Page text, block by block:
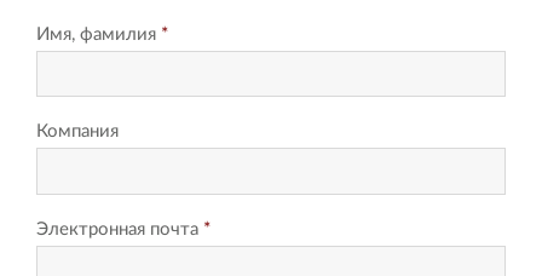
Имя, фамилия *
Компания
Электронная почта *